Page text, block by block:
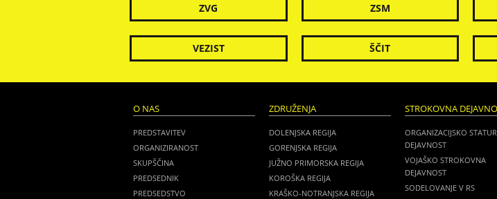
ZVG ZSM
VEZIST ŠČIT
O NAS
PREDSTAVITEV
ORGANIZIRANOST
SKUPŠČINA
PREDSEDNIK
PREDSEDSTVO
ZDRUŽENJA
DOLENJSKA REGIJA
GORENJSKA REGIJA
JUŽNO PRIMORSKA REGIJA
KOROŠKA REGIJA
KRAŠKO-NOTRANJSKA REGIJA
STROKOVNA
ORGANIZACIJSKO
DEJAVNOST
VOJAŠKO STROKOVNA
DEJAVNOST
SODELOVANJE V RS